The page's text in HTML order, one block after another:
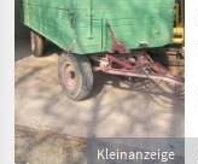
Kleinanzeige